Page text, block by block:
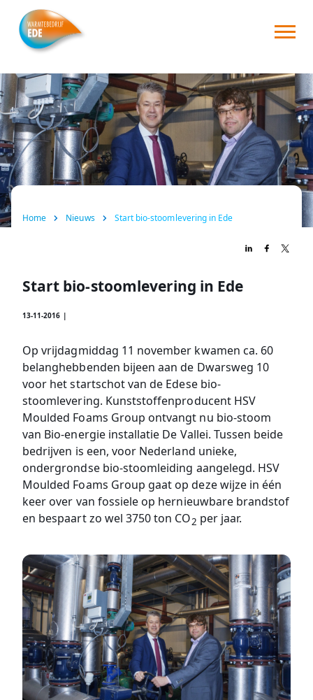
Home
Over ons
Consument
Zakelijk
Home Nieuws Start bio-stoomlevering in Ede
Start bio-stoomlevering in Ede
13-11-2016 |
Op vrijdagmiddag 11 november kwamen ca. 60
belanghebbenden bijeen aan de Dwarsweg 10
voor het startschot van de Edese bio-
stoomlevering. Kunststoffenproducent HSV
Moulded Foams Group ontvangt nu bio-stoom
van Bio-energie installatie De Vallei. Tussen beide
bedrijven is een, voor Nederland unieke,
ondergrondse bio-stoomleiding aangelegd. HSV
Moulded Foams Group gaat op deze wijze in één
keer over van fossiele op hernieuwbare brandstof
en bespaart zo wel 3750 ton CO2 per jaar.